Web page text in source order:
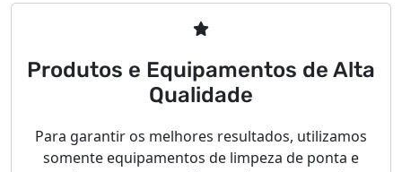
Produtos e Equipamentos de Alta
Qualidade
Para garantir os melhores resultados, utilizamos
somente equipamentos de limpeza de ponta e